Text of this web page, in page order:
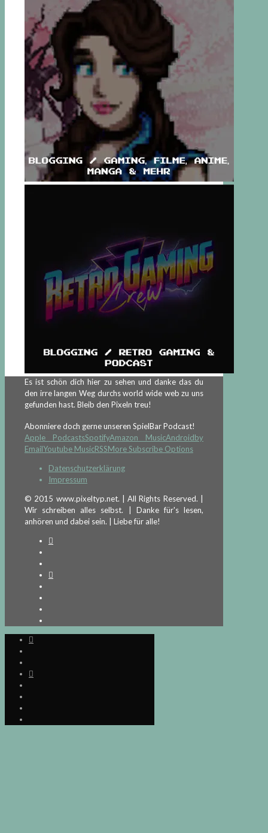
Es ist schön dich hier zu sehen und danke das du
den irre langen Weg durchs world wide web zu uns
gefunden hast. Bleib den Pixeln treu!
Abonniere doch gerne unseren SpielBar Podcast!
Apple PodcastsSpotifyAmazon MusicAndroidby
EmailYoutube MusicRSSMore Subscribe Options
Datenschutzerklärung
Impressum
© 2015 www.pixeltyp.net. | All Rights Reserved. |
Wir schreiben alles selbst. | Danke für's lesen,
anhören und dabei sein. | Liebe für alle!